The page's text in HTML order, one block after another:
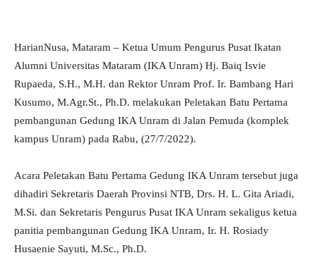
HarianNusa, Mataram – Ketua Umum Pengurus Pusat Ikatan
Alumni Universitas Mataram (IKA Unram) Hj. Baiq Isvie
Rupaeda, S.H., M.H. dan Rektor Unram Prof. Ir. Bambang Hari
Kusumo, M.Agr.St., Ph.D. melakukan Peletakan Batu Pertama
pembangunan Gedung IKA Unram di Jalan Pemuda (komplek
kampus Unram) pada Rabu, (27/7/2022).
Acara Peletakan Batu Pertama Gedung IKA Unram tersebut juga
dihadiri Sekretaris Daerah Provinsi NTB, Drs. H. L. Gita Ariadi,
M.Si. dan Sekretaris Pengurus Pusat IKA Unram sekaligus ketua
panitia pembangunan Gedung IKA Unram, Ir. H. Rosiady
Husaenie Sayuti, M.Sc., Ph.D.